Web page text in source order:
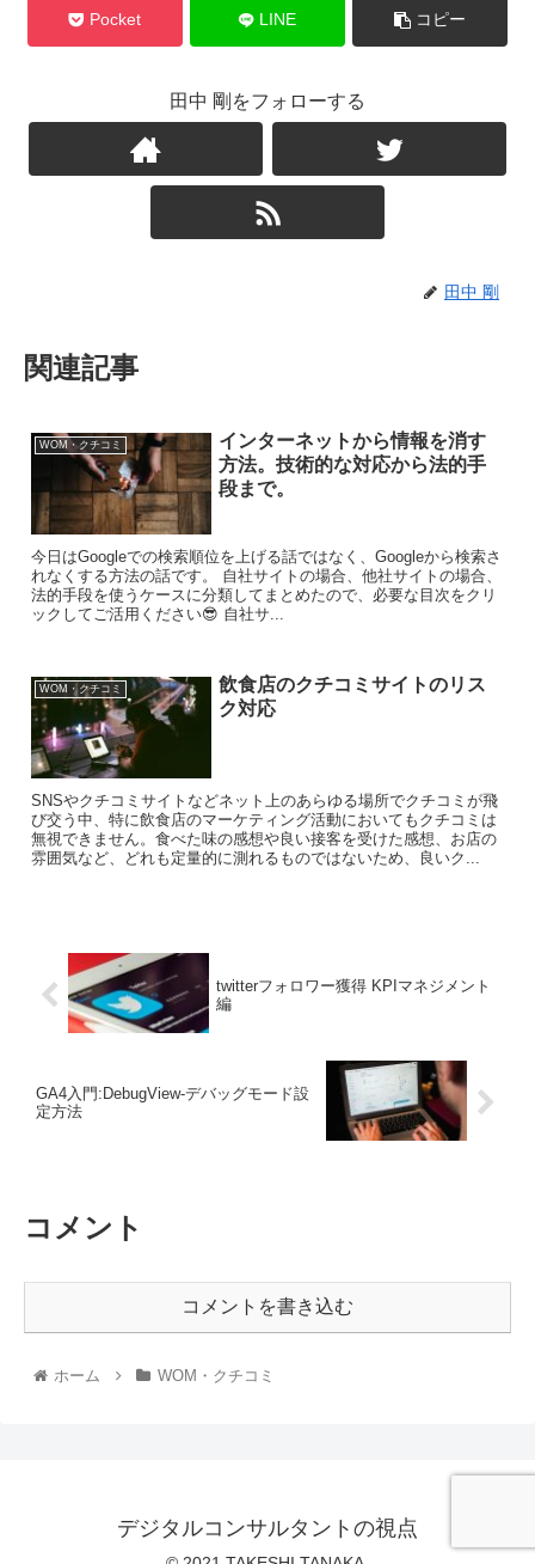
Pocket LINE コピー
田中 剛をフォローする
田中 剛
関連記事
WOM・クチコミ
インターネットから情報を消す
方法。技術的な対応から法的手
段まで。
今日はGoogleでの検索順位を上げる話ではなく、Googleから検索さ
れなくする方法の話です。 自社サイトの場合、他社サイトの場合、
法的手段を使うケースに分類してまとめたので、必要な目次をクリ
ックしてご活用ください😎 自社サ...
WOM・クチコミ
飲食店のクチコミサイトのリス
ク対応
SNSやクチコミサイトなどネット上のあらゆる場所でクチコミが飛
び交う中、特に飲食店のマーケティング活動においてもクチコミは
無視できません。食べた味の感想や良い接客を受けた感想、お店の
雰囲気など、どれも定量的に測れるものではないため、良いク...
twitterフォロワー獲得 KPIマネジメント
編
GA4入門:DebugView-デバッグモード設
定方法
コメント
コメントを書き込む
ホーム WOM・クチコミ
デジタルコンサルタントの視点